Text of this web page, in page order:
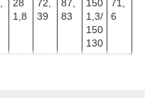
28
1,8
72,
39
87,
83
150
1,3/
150
130
71,
6